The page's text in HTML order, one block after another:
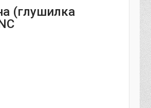
(глушилка